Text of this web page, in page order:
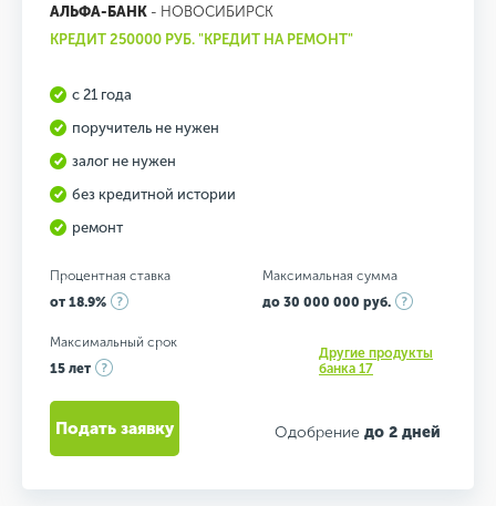
АЛЬФА-БАНК - НОВОСИБИРСК
КРЕДИТ 250000 РУБ. "КРЕДИТ НА РЕМОНТ"
с 21 года
поручитель не нужен
залог не нужен
без кредитной истории
ремонт
Процентная ставка
от 18.9%
Максимальная сумма
до 30 000 000 руб.
Максимальный срок
15 лет
Другие продукты
банка 17
Одобрение до 2 дней
Подать заявку